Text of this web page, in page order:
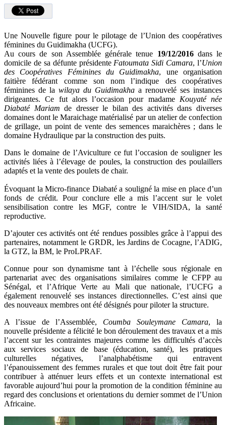
Une Nouvelle figure pour le pilotage de l’Union des coopératives
féminines du Guidimakha (UCFG).
Au cours de son Assemblée générale tenue 19/12/2016dans le
domicile de sa défunte présidente Fatoumata Sidi Camara, l’Union
des Coopératives Féminines du Guidimakha, une organisation
faitière fédérant comme son nom l’indique des coopératives
féminines de la wilaya du Guidimakha a renouvelé ses instances
dirigeantes. Ce fut alors l’occasion pour madame Kouyaté née
Diabaté Mariam de dresser le bilan des activités dans diverses
domaines dont le Maraichage matérialisé par un atelier de confection
de grillage, un point de vente des semences maraichères ; dans le
domaine Hydraulique par la construction des puits.
Dans le domaine de l’Aviculture ce fut l’occasion de souligner les
activités liées à l’élevage de poules, la construction des poulaillers
adaptés et la vente des poulets de chair.
Évoquant la Micro-finance Diabaté a souligné la mise en place d’un
fonds de crédit. Pour conclure elle a mis l’accent sur le volet
sensibilisation contre les MGF, contre le VIH/SIDA, la santé
reproductive.
D’ajouter ces activités ont été rendues possibles grâce à l’appui des
partenaires, notamment le GRDR, les Jardins de Cocagne, l’ADIG,
la GTZ, la BM, le ProLPRAF.
Connue pour son dynamisme tant à l’échelle sous régionale en
partenariat avec des organisations similaires comme le CFPP au
Sénégal, et l’Afrique Verte au Mali que nationale, l’UCFG a
également renouvelé ses instances directionnelles. C’est ainsi que
des nouveaux membres ont été désignés pour piloter la structure.
A l’issue de l’Assemblée, Coumba Souleymane Camara, la
nouvelle présidente a félicité le bon déroulement des travaux et a mis
l’accent sur les contraintes majeures comme les difficultés d’accès
aux services sociaux de base (éducation, santé), les pratiques
culturelles négatives, l’analphabétisme qui entravent
l’épanouissement des femmes rurales et que tout doit être fait pour
contribuer à atténuer leurs effets et un contexte international est
favorable aujourd’hui pour la promotion de la condition féminine au
regard des conclusions et orientations du dernier sommet de l’Union
Africaine.